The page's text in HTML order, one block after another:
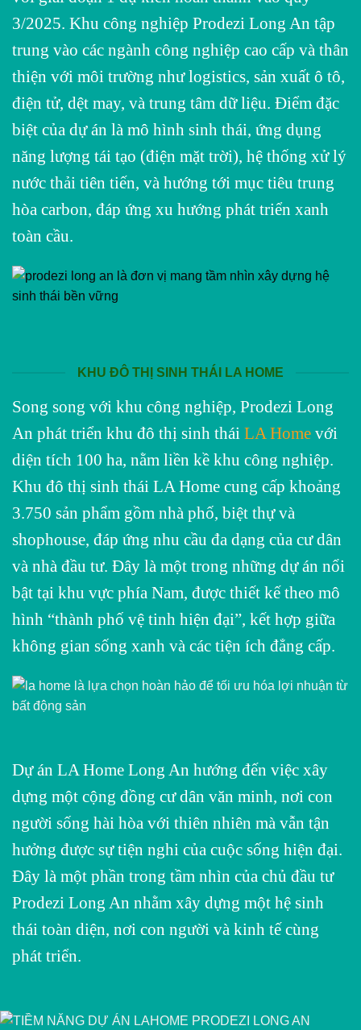
3/2025. Khu công nghiệp Prodezi Long An tập
trung vào các ngành công nghiệp cao cấp và thân
thiện với môi trường như logistics, sản xuất ô tô,
điện tử, dệt may, và trung tâm dữ liệu. Điểm đặc
biệt của dự án là mô hình sinh thái, ứng dụng
năng lượng tái tạo (điện mặt trời), hệ thống xử lý
nước thải tiên tiến, và hướng tới mục tiêu trung
hòa carbon, đáp ứng xu hướng phát triển xanh
toàn cầu.
KHU ĐÔ THỊ SINH THÁI LA HOME
Song song với khu công nghiệp, Prodezi Long
An phát triển khu đô thị sinh thái LA Home với
diện tích 100 ha, nằm liền kề khu công nghiệp.
Khu đô thị sinh thái LA Home cung cấp khoảng
3.750 sản phẩm gồm nhà phố, biệt thự và
shophouse, đáp ứng nhu cầu đa dạng của cư dân
và nhà đầu tư. Đây là một trong những dự án nổi
bật tại khu vực phía Nam, được thiết kế theo mô
hình “thành phố vệ tinh hiện đại”, kết hợp giữa
không gian sống xanh và các tiện ích đẳng cấp.
Dự án LA Home Long An hướng đến việc xây
dựng một cộng đồng cư dân văn minh, nơi con
người sống hài hòa với thiên nhiên mà vẫn tận
hưởng được sự tiện nghi của cuộc sống hiện đại.
Đây là một phần trong tầm nhìn của chủ đầu tư
Prodezi Long An nhằm xây dựng một hệ sinh
thái toàn diện, nơi con người và kinh tế cùng
phát triển.